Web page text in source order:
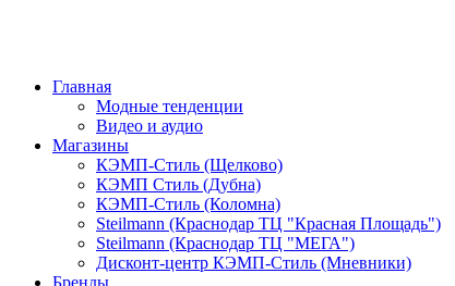
Главная
Модные тенденции
Видео и аудио
Магазины
КЭМП-Стиль (Щелково)
КЭМП Стиль (Дубна)
КЭМП-Стиль (Коломна)
Steilmann (Краснодар ТЦ "Красная Площадь")
Steilmann (Краснодар ТЦ "МЕГА")
Дисконт-центр КЭМП-Стиль (Мневники)
Бренды